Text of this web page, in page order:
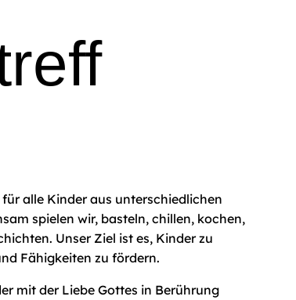
alle Kinder aus unterschiedlichen
spielen wir, basteln, chillen, kochen,
Unser Ziel ist es, Kinder zu
Fähigkeiten zu fördern.
mit der Liebe Gottes in Berührung